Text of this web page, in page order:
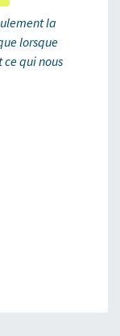
la
lorsque
qui nous